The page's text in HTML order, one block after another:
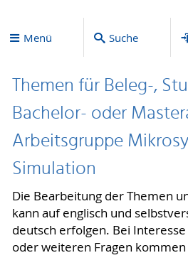
Menü Suche
Themen für Beleg-,
Bachelor- oder
Arbeitsgruppe
Simulation
Die Bearbeitung der Themen
kann auf englisch und
deutsch erfolgen. Bei
oder weiteren Fragen